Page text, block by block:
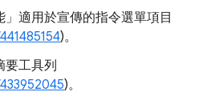
」適用於宣傳的指令選單項目
)。
要工具列
)。